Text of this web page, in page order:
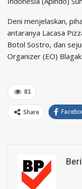
Deni menjelaskan,
antaranya Lacasa
Botol Sostro, dan
Organizer (EO)
81
Share